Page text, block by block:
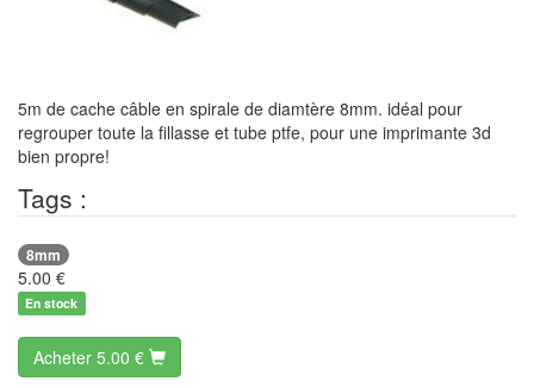
5m de cache câble en spirale de diamtère 8mm. idéal pour
regrouper toute la fillasse et tube ptfe, pour une imprimante 3d
bien propre!
Tags :
8mm
5.00 €
En stock
Acheter 5.00 €